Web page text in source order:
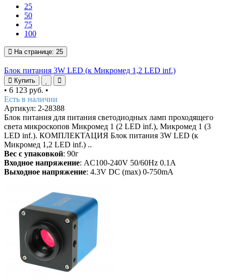
25
50
75
100
На странице: 25
Блок питания 3W LED (к Микромед 1,2 LED inf.)
Купить
• 6 123 руб. •
Есть в наличии
Артикул: 2-28388
Блок питания для питания светодиодных ламп проходящего
света микроскопов Микромед 1 (2 LED inf.), Микромед 1 (3
LED inf.). КОМПЛЕКТАЦИЯ Блок питания 3W LED (к
Микромед 1,2 LED inf.) ..
Вес с упаковкой: 90г
Входное напряжение: AC100-240V 50/60Hz 0.1A
Выходное напряжение: 4.3V DC (max) 0-750mA